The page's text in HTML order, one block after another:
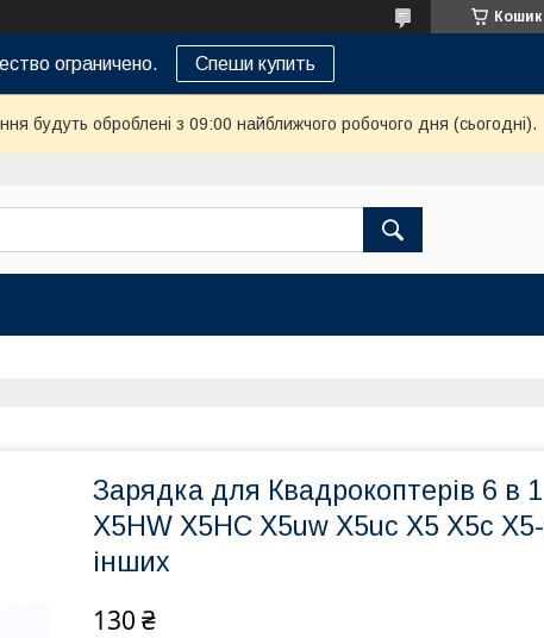
Кошик
ограничено. Спеши купить
будуть оброблені з 09:00 найближчого робочого дня (сьогодні).
Зарядка для Квадрокоптерів 6 в
X5HW X5HC X5uw X5uc X5 X5c
інших
130 ₴